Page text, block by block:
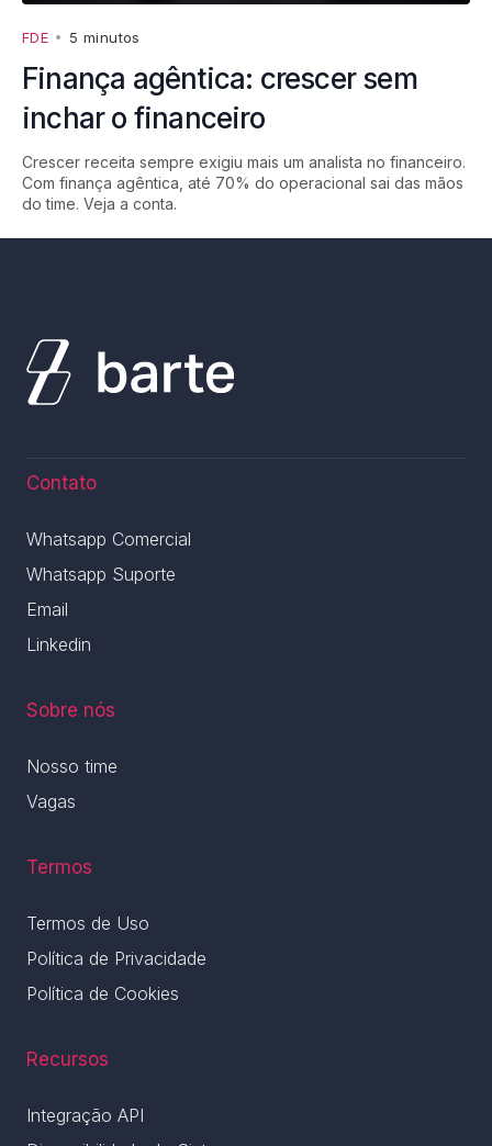
FDE • 5 minutos
Finança agêntica: crescer sem
inchar o financeiro
Crescer receita sempre exigiu mais um analista no financeiro.
Com finança agêntica, até 70% do operacional sai das mãos
do time. Veja a conta.
Contato
Whatsapp Comercial
Whatsapp Suporte
Email
Linkedin
Sobre nós
Nosso time
Vagas
Termos
Termos de Uso
Política de Privacidade
Política de Cookies
Recursos
Integração API